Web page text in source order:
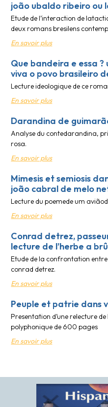
joão ubaldo ribeiro ou
Etude de l’interaction de
deux romans bresilens
En savoir plus
Que bandeira e essa
viva o povo brasileiro
Lecture ideologique de ce
En savoir plus
Darandina de
Analyse du contedarandina,
rosa.
En savoir plus
Mimesis et semiosis
joão cabral de melo
Lecture du poemede um
En savoir plus
Conrad detrez,
lecture de l’herbe a
Etude de la confrontation
conrad detrez.
En savoir plus
Peuple et patrie dans
Presentation d’une relecture
polyphonique de 600 pages
En savoir plus